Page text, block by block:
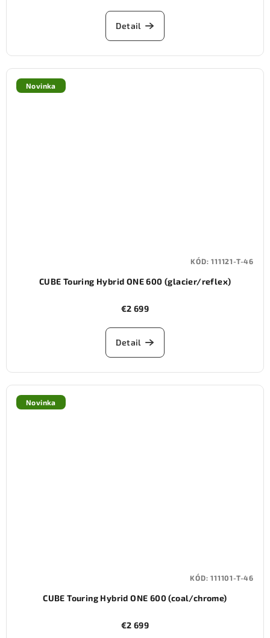
Detail
Novinka
CUBE Touring Hybrid ONE 600 (glacier/reflex)
€2 699
Detail
KÓD:111121-T-46
Novinka
CUBE Touring Hybrid ONE 600 (coal/chrome)
€2 699
KÓD:111101-T-46